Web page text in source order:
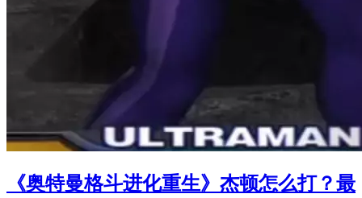
《奥特曼格斗进化重生》杰顿怎么打？最